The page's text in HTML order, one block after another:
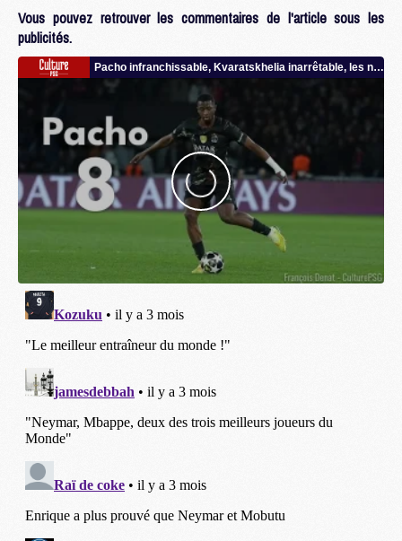
Vous pouvez retrouver les commentaires de l'article sous les
publicités.